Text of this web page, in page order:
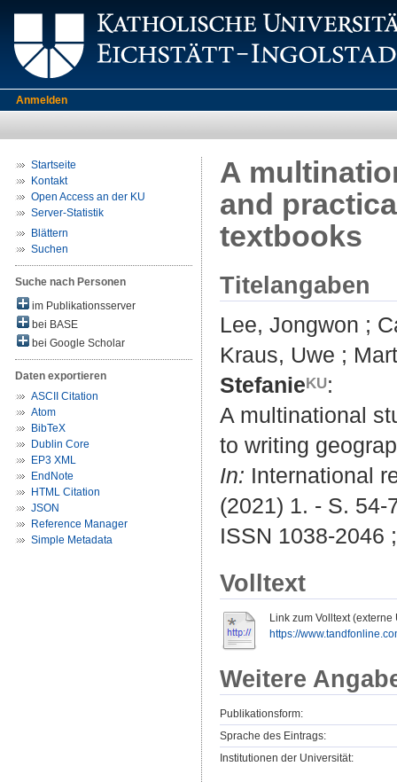
Anmelden
Startseite
Kontakt
Open Access an der KU
Server-Statistik
Blättern
Suchen
Suche nach Personen
im Publikationsserver
bei BASE
bei Google Scholar
Daten exportieren
ASCII Citation
Atom
BibTeX
Dublin Core
EP3 XML
EndNote
HTML Citation
JSON
Reference Manager
Simple Metadata
A
and
textbooks
Titelangaben
Lee, Jongwon ;
Kraus, Uwe ;
Stefanie
:
A multinational
to writing
In: International
(2021) 1. - S. 54-
ISSN 1038-2046
Volltext
Link zum Volltext (externe
https://
Weitere
Publikationsform:
Sprache des Eintrags:
Institutionen der Universität: